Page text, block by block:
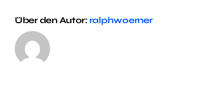
Über den Autor: ralphwoerner